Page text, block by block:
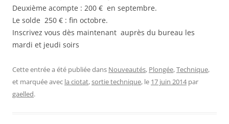
Deuxième acompte : 200 € en septembre.
Le solde 250 € : fin octobre.
Inscrivez vous dès maintenant auprès du bureau les
mardi et jeudi soirs
Cette entrée a été publiée dans Nouveautés, Plongée,Technique,
et marquée avec la ciotat,sortie technique, le 17 juin 2014 par
gaelled.